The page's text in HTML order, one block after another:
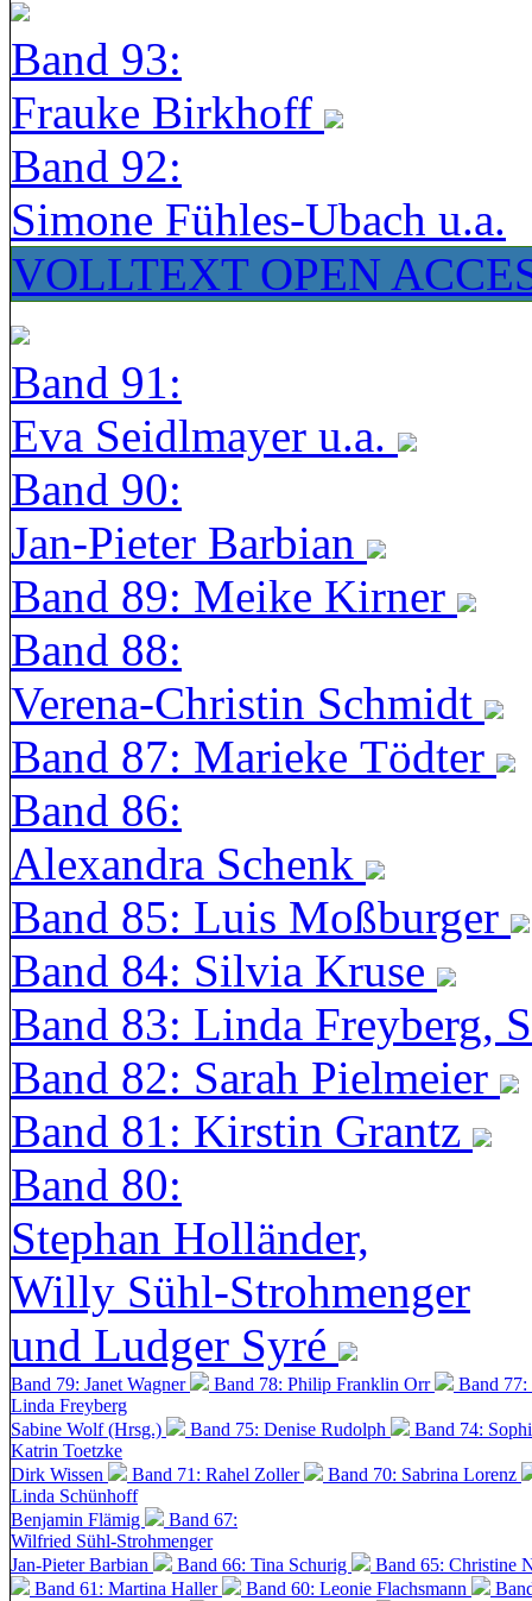
Band 93:
Frauke Birkhoff
Band 92:
Simone Fühles-Ubach u.a.
VOLLTEXT OPEN
Band 91:
Eva Seidlmayer u.a.
Band 90:
Jan-Pieter Barbian
Band 89: Meike Kirner
Band 88:
Verena-Christin Schmidt
Band 87: Marieke Tödter
Band 86:
Alexandra Schenk
Band 85: Luis Moßburger
Band 84: Silvia Kruse
Band 83: Linda Freyberg,
Band 82: Sarah Pielmeier
Band 81: Kirstin Grantz
Band 80:
Stephan Holländer,
Willy Sühl-Strohmenger
und Ludger Syré
Band 79: Janet Wagner Band 78: Philip Franklin Orr
Band
Linda Freyberg
Sabine Wolf (Hrsg.)
Band 75: Denise Rudolph
Band 74:
Katrin Toetzke
Dirk Wissen
Band 71: Rahel Zoller
Band 70: Sabrina Lorenz
Linda Schünhoff
Benjamin Flämig
Band 67:
Wilfried Sühl-Strohmenger
Jan-Pieter Barbian
Band 66: Tina Schurig
Band 65: Christine
Band 61: Martina Haller
Band 60: Leonie Flachsmann